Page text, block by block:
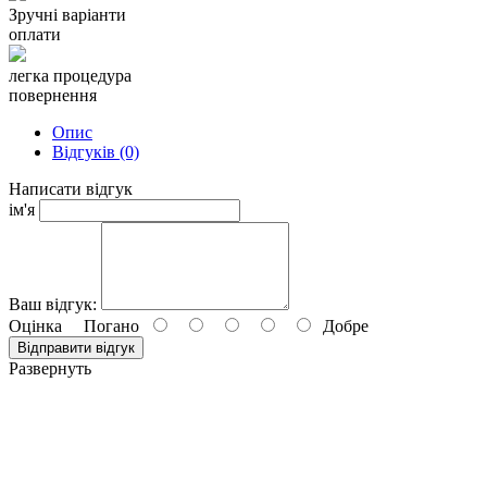
Зручні варіанти
оплати
легка процедура
повернення
Опис
Відгуків (0)
Написати відгук
ім'я
Ваш відгук:
Оцінка Погано Добре
Відправити відгук
Развернуть